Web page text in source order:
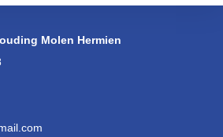
Molen Hermien